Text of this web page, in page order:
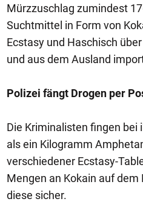
Mürzzuschlag zumindest
Suchtmittel in Form von
Ecstasy und Haschisch
und aus dem Ausland
Polizei fängt Drogen per
Die Kriminalisten fingen bei
als ein Kilogramm
verschiedener Ecstasy-
Mengen an Kokain auf
diese sicher.